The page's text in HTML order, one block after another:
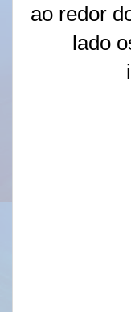
ao redor
lado